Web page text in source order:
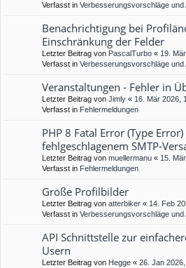
Verfasst in Verbesserungsvorschläge und
Benachrichtigung bei
Einschränkung der Felder
Letzter Beitrag von PascalTurbo « 19.
Verfasst in Verbesserungsvorschläge und
Veranstaltungen - Fehler in
Letzter Beitrag von Jimly « 16. Mär 2026,
Verfasst in Fehlermeldungen
PHP 8 Fatal Error (Type
fehlgeschlagenem SMTP-
Letzter Beitrag von muellermanu « 15.
Verfasst in Fehlermeldungen
Größe Profilbilder
Letzter Beitrag von atterbiker « 14. Feb
Verfasst in Verbesserungsvorschläge und
API Schnittstelle zur
Usern
Letzter Beitrag von Hegge « 26. Jan